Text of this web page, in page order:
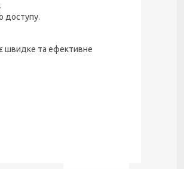
доступу.
швидке та ефективне